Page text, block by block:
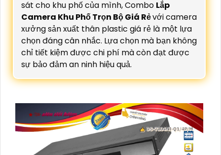
sát cho khu phố của mình, Combo Lắp
Camera Khu Phố Trọn Bộ Giá Rẻvới camera
xưởng sản xuất thân plastic giá rẻ là một lựa
chọn đáng cân nhắc. Lựa chọn mà bạn không
chỉ tiết kiệm được chi phí mà còn đạt được
sự bảo đảm an ninh hiệu quả.